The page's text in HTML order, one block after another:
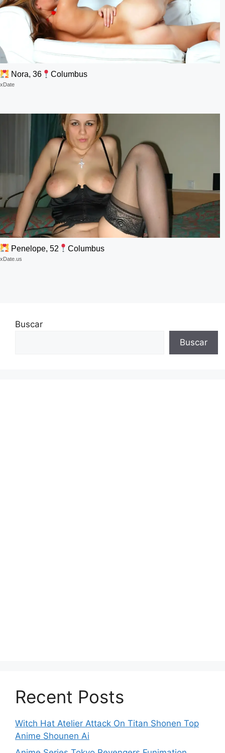
Nora, 36 Columbus
xDate
Penelope, 52 Columbus
xDate.us
Buscar
Buscar
Recent Posts
Witch Hat Atelier Attack On Titan Shonen Top
Anime Shounen Ai